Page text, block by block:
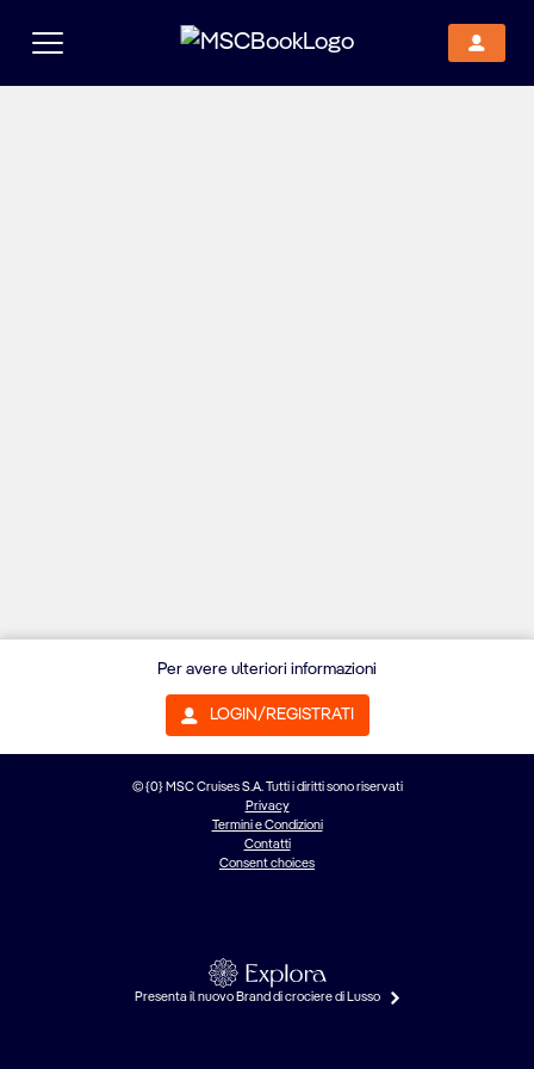
© {0} MSC Cruises S.A. Tutti i diritti sono riservati
Privacy
Termini e Condizioni
Contatti
Consent choices
Presenta il nuovo Brand di crociere di Lusso
Per avere ulteriori informazioni
LOGIN/REGISTRATI